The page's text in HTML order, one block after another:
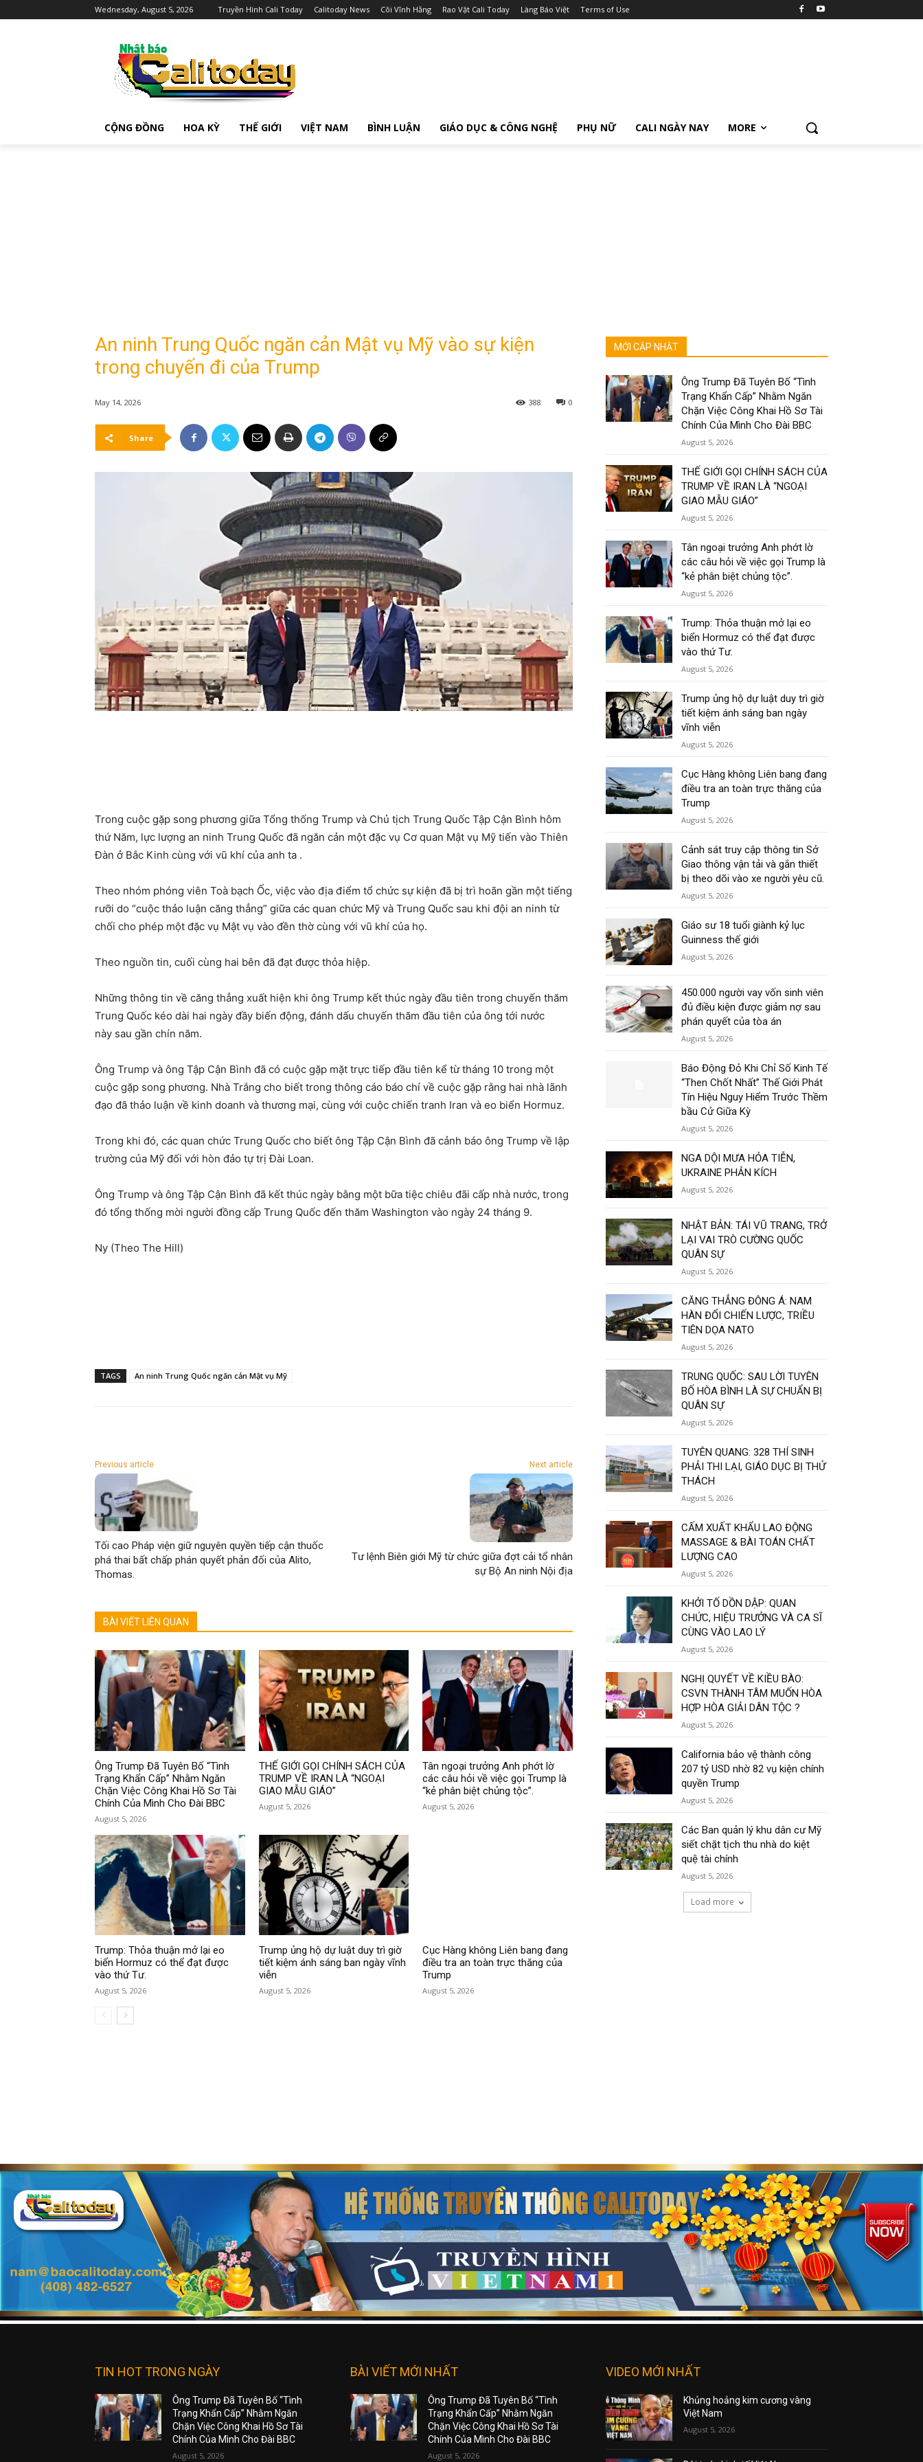
Wednesday, August 5, 2026 Truyền Hình Cali Today Calitoday News Cõi Vĩnh Hằng Rao Vặt Cali Today Làng Báo Việt Terms of Use
CỘNG ĐỒNG HOA KỲ THẾ GIỚI VIỆT NAM BÌNH LUẬN GIÁO DỤC & CÔNG NGHỆ PHỤ NỮ CALI NGÀY NAY MORE
An ninh Trung Quốc ngăn cản Mật vụ Mỹ vào sự kiện
trong chuyến đi của Trump
May 14, 2026 0
388
Share
Trong cuộc gặp song phương giữa Tổng thống Trump và Chủ tịch Trung Quốc Tập Cận Bình hôm
thứ Năm, lực lượng an ninh Trung Quốc đã ngăn cản một đặc vụ Cơ quan Mật vụ Mỹ tiến vào Thiên
Đàn ở Bắc Kinh cùng với vũ khí của anh ta .
Theo nhóm phóng viên Toà bạch Ốc, việc vào địa điểm tổ chức sự kiện đã bị trì hoãn gần một tiếng
rưỡi do “cuộc thảo luận căng thẳng” giữa các quan chức Mỹ và Trung Quốc sau khi đội an ninh từ
chối cho phép một đặc vụ Mật vụ vào đền thờ cùng với vũ khí của họ.
Theo nguồn tin, cuối cùng hai bên đã đạt được thỏa hiệp.
Những thông tin về căng thẳng xuất hiện khi ông Trump kết thúc ngày đầu tiên trong chuyến thăm
Trung Quốc kéo dài hai ngày đầy biến động, đánh dấu chuyến thăm đầu tiên của ông tới nước
này sau gần chín năm.
Ông Trump và ông Tập Cận Bình đã có cuộc gặp mặt trực tiếp đầu tiên kể từ tháng 10 trong một
cuộc gặp song phương. Nhà Trắng cho biết trong thông cáo báo chí về cuộc gặp rằng hai nhà lãnh
đạo đã thảo luận về kinh doanh và thương mại, cùng với cuộc chiến tranh Iran và eo biển Hormuz.
Trong khi đó, các quan chức Trung Quốc cho biết ông Tập Cận Bình đã cảnh báo ông Trump về lập
trường của Mỹ đối với hòn đảo tự trị Đài Loan.
Ông Trump và ông Tập Cận Bình đã kết thúc ngày bằng một bữa tiệc chiêu đãi cấp nhà nước, trong
đó tổng thống mời người đồng cấp Trung Quốc đến thăm Washington vào ngày 24 tháng 9.
Ny (Theo The Hill)
TAGS An ninh Trung Quốc ngăn cản Mật vụ Mỹ
Previous article
Tối cao Pháp viện giữ nguyên quyền tiếp cận thuốc
phá thai bất chấp phán quyết phản đối của Alito,
Thomas.
Next article
Tư lệnh Biên giới Mỹ từ chức giữa đợt cải tổ nhân
sự Bộ An ninh Nội địa
BÀI VIẾT LIÊN QUAN
Ông Trump Đã Tuyên Bố “Tình
Trạng Khẩn Cấp” Nhằm Ngăn
Chặn Việc Công Khai Hồ Sơ Tài
Chính Của Mình Cho Đài BBC
August 5, 2026
THẾ GIỚI GỌI CHÍNH SÁCH CỦA
TRUMP VỀ IRAN LÀ “NGOẠI
GIAO MẪU GIÁO”
August 5, 2026
Tân ngoại trưởng Anh phớt lờ
các câu hỏi về việc gọi Trump là
“kẻ phân biệt chủng tộc”.
August 5, 2026
Trump: Thỏa thuận mở lại eo
biển Hormuz có thể đạt được
vào thứ Tư.
August 5, 2026
Trump ủng hộ dự luật duy trì giờ
tiết kiệm ánh sáng ban ngày vĩnh
viễn
August 5, 2026
Cục Hàng không Liên bang đang
điều tra an toàn trực thăng của
Trump
August 5, 2026
MỚI CẬP NHẬT
Ông Trump Đã Tuyên Bố “Tình
Trạng Khẩn Cấp” Nhằm Ngăn
Chặn Việc Công Khai Hồ Sơ Tài
Chính Của Mình Cho Đài BBC
August 5, 2026
THẾ GIỚI GỌI CHÍNH SÁCH CỦA
TRUMP VỀ IRAN LÀ “NGOẠI
GIAO MẪU GIÁO”
August 5, 2026
Tân ngoại trưởng Anh phớt lờ
các câu hỏi về việc gọi Trump là
“kẻ phân biệt chủng tộc”.
August 5, 2026
Trump: Thỏa thuận mở lại eo
biển Hormuz có thể đạt được
vào thứ Tư.
August 5, 2026
Trump ủng hộ dự luật duy trì giờ
tiết kiệm ánh sáng ban ngày
vĩnh viễn
August 5, 2026
Cục Hàng không Liên bang đang
điều tra an toàn trực thăng của
Trump
August 5, 2026
Cảnh sát truy cập thông tin Sở
Giao thông vận tải và gắn thiết
bị theo dõi vào xe người yêu cũ.
August 5, 2026
Giáo sư 18 tuổi giành kỷ lục
Guinness thế giới
August 5, 2026
450.000 người vay vốn sinh viên
đủ điều kiện được giảm nợ sau
phán quyết của tòa án
August 5, 2026
Báo Động Đỏ Khi Chỉ Số Kinh Tế
“Then Chốt Nhất” Thế Giới Phát
Tín Hiệu Nguy Hiểm Trước Thềm
bầu Cử Giữa Kỳ
August 5, 2026
NGA DỘI MƯA HỎA TIỄN,
UKRAINE PHẢN KÍCH
August 5, 2026
NHẬT BẢN: TÁI VŨ TRANG, TRỞ
LẠI VAI TRÒ CƯỜNG QUỐC
QUÂN SỰ
August 5, 2026
CĂNG THẲNG ĐÔNG Á: NAM
HÀN ĐỔI CHIẾN LƯỢC, TRIỀU
TIÊN DỌA NATO
August 5, 2026
TRUNG QUỐC: SAU LỜI TUYÊN
BỐ HÒA BÌNH LÀ SỰ CHUẨN BỊ
QUÂN SỰ
August 5, 2026
TUYÊN QUANG: 328 THÍ SINH
PHẢI THI LẠI, GIÁO DỤC BỊ THỬ
THÁCH
August 5, 2026
CẤM XUẤT KHẨU LAO ĐỘNG
MASSAGE & BÀI TOÁN CHẤT
LƯỢNG CAO
August 5, 2026
KHỞI TỐ DỒN DẬP: QUAN
CHỨC, HIỆU TRƯỞNG VÀ CA SĨ
CÙNG VÀO LAO LÝ
August 5, 2026
NGHỊ QUYẾT VỀ KIỀU BÀO:
CSVN THÀNH TÂM MUỐN HÒA
HỢP HÒA GIẢI DÂN TỘC ?
August 5, 2026
California bảo vệ thành công
207 tỷ USD nhờ 82 vụ kiện chính
quyền Trump
August 5, 2026
Các Ban quản lý khu dân cư Mỹ
siết chặt tịch thu nhà do kiệt
quệ tài chính
August 5, 2026
Load more
TIN HOT TRONG NGÀY
Ông Trump Đã Tuyên Bố “Tình
Trạng Khẩn Cấp” Nhằm Ngăn
Chặn Việc Công Khai Hồ Sơ Tài
Chính Của Mình Cho Đài BBC
August 5, 2026
BÀI VIẾT MỚI NHẤT
Ông Trump Đã Tuyên Bố “Tình
Trạng Khẩn Cấp” Nhằm Ngăn
Chặn Việc Công Khai Hồ Sơ Tài
Chính Của Mình Cho Đài BBC
August 5, 2026
VIDEO MỚI NHẤT
Khủng hoảng kim cương vàng
Việt Nam
August 5, 2026